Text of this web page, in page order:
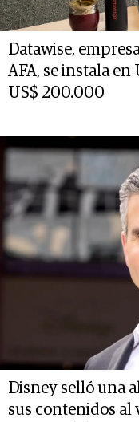
Datawise,
AFA, se instala
US$ 200.000
Disney selló una
sus contenidos al